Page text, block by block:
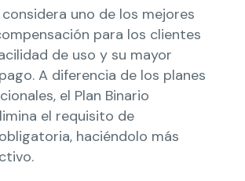
uno de los mejores
para los clientes
de uso y su mayor
A diferencia de los planes
el Plan Binario
el requisito de
haciéndolo más